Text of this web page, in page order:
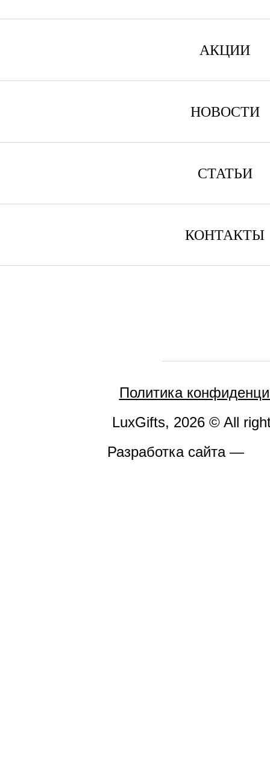
АКЦИИ
НОВОСТИ
СТАТЬИ
КОНТАКТЫ
Политика
LuxGifts, 2026 © All
Разработка сайта —